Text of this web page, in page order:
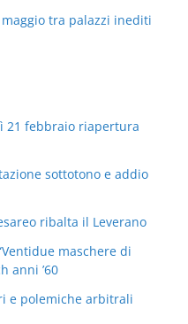
tra palazzi inediti
21 febbraio riapertura
sottotono e addio
ribalta il Leverano
maschere di
anni ’60
e polemiche arbitrali